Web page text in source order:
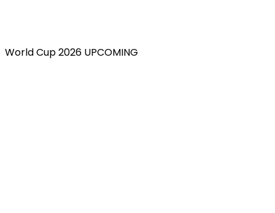
World Cup 2026 UPCOMING